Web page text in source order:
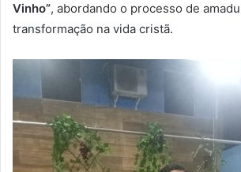
Vinho”, abordando o processo de
transformação na vida cristã.